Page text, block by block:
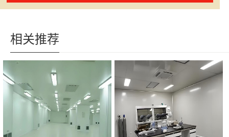
相关推荐